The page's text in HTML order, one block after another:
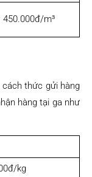
m³
thức gửi hàng
hàng tại ga như
kg